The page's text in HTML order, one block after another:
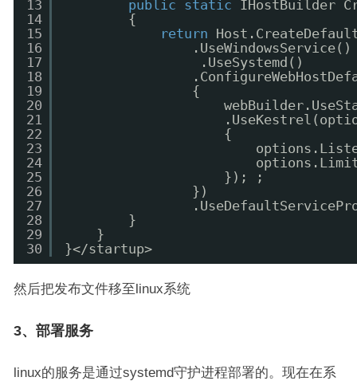
13
14
15
16
17
18
19
20
21
22
23
24
25
26
27
28
29
30
public
static
IHostBuilder
{
return
.UseWindowsService()
.UseSystemd()
{
{
}); ;
})
}
}
}</startup>
然后把发布文件移至linux系统
3、部署服务
linux的服务是通过systemd守护进程部署的。现在在系